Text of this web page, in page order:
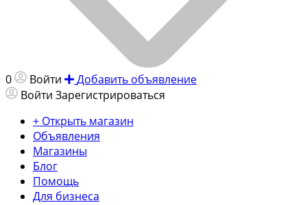
0 Войти
Добавить объявление
Войти Зарегистрироваться
+ Открыть магазин
Объявления
Магазины
Блог
Помощь
Для бизнеса